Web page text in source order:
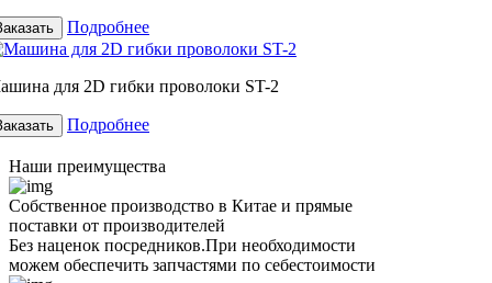
Подробнее
для 2D гибки проволоки ST-2
Подробнее
Наши преимущества
Собственное производство в Китае и прямые
поставки от производителей
Без наценок посредников.При необходимости
можем обеспечить запчастями по себестоимости